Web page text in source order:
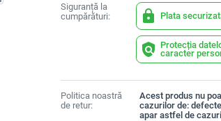
Siguranță la
cumpărături:
lock Plata
policy Protecția
caracter
Politica noastră
de retur:
Acest produs nu
cazurilor de:
apar astfel de